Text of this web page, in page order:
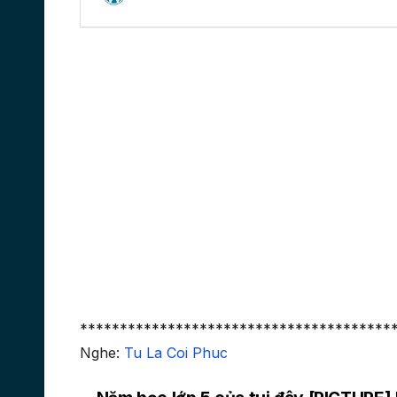
Nghe: Tu La Coi Phuc